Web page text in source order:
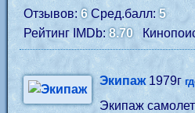
Отзывов:6Сред.балл: 5
Рейтинг IMDb: 8.70
Экипаж1979г
Экипаж